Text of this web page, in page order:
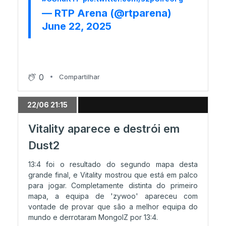
FURIA adianta-se na série
19/06 23:32
MOUZ é a primeira equipa nas meias finais
19/06 22:12
Troféu do Major é uma obra de arte
— RTP Arena (@rtparena)
June 22, 2025
0 Compartilhar
22/06 21:15
Vitality aparece e destrói em
Dust2
13:4 foi o resultado do segundo mapa desta
grande final, e Vitality mostrou que está em palco
para jogar. Completamente distinta do primeiro
mapa, a equipa de 'zywoo' apareceu com
vontade de provar que são a melhor equipa do
mundo e derrotaram MongolZ por 13:4.